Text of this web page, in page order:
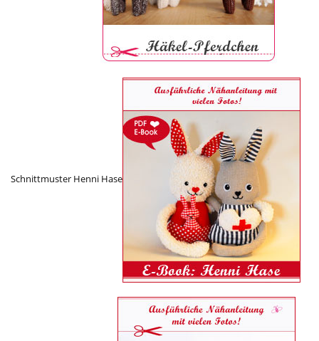
Schnittmuster Henni Hase